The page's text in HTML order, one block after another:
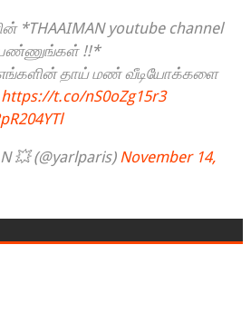
*THAAIMAN youtube channel
பண்ணுங்கள் !!*
தாய் மண் வீடியோக்களை
https://t.co/nS0oZg15r3
💥 (@yarlparis) November 14,